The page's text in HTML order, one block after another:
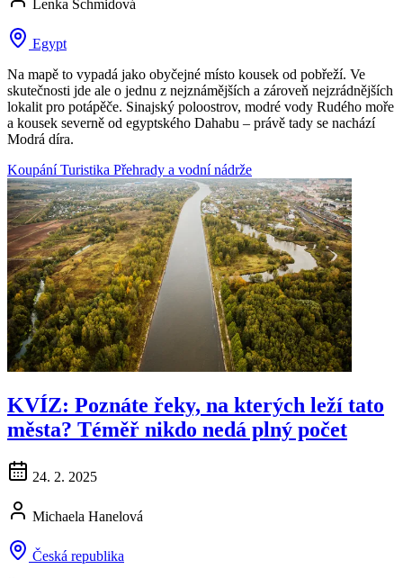
Lenka Schmidová
Egypt
Na mapě to vypadá jako obyčejné místo kousek od pobřeží. Ve
skutečnosti jde ale o jednu z nejznámějších a zároveň nejzrádnějších
lokalit pro potápěče. Sinajský poloostrov, modré vody Rudého moře
a kousek severně od egyptského Dahabu – právě tady se nachází
Modrá díra.
Koupání Turistika Přehrady a vodní nádrže
KVÍZ: Poznáte řeky, na kterých leží tato
města? Téměř nikdo nedá plný počet
24. 2. 2025
Michaela Hanelová
Česká republika